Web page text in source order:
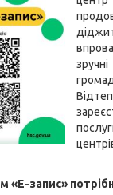
«Е-запис»